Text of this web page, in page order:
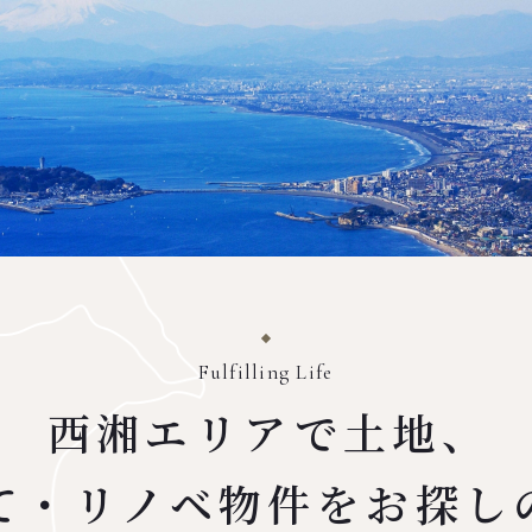
Fulfilling Life
西湘エリアで土地、
・リノベ物件を お探し